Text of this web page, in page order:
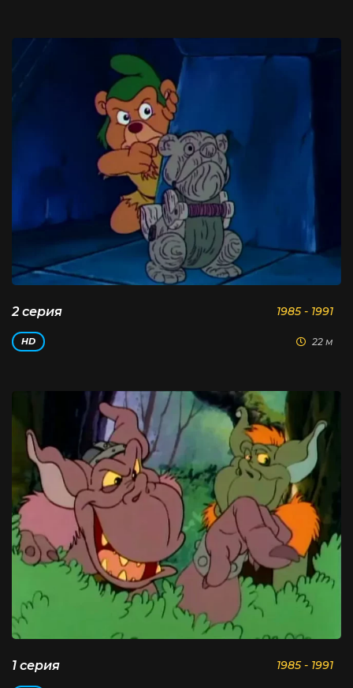
2 серия 1985 - 1991
HD 22 м
1 серия 1985 - 1991